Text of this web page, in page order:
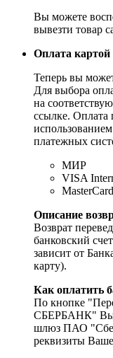
Вы можете
вывезти товар
Оплата картой
Теперь вы
Для выбора
на
ссылке.
платежных
МИР
VISA
Описание
Возврат
банковский
зависит от
карту).
Как оплатить
По кнопке
СБЕРБАНК" Вы
шлюз ПАО
реквизиты